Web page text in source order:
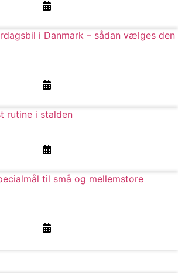
i Danmark – sådan vælges den
rutine i stalden
til små og mellemstore